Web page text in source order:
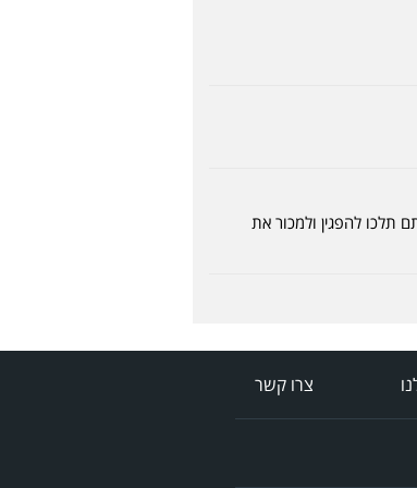
תלכו להפגין ולמכור את
צרו קשר